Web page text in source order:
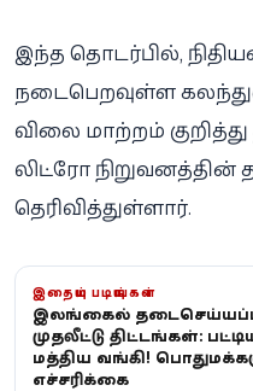
இந்த தொடர்பில்,
நடைபெறவுள்ள
விலை மாற்றம்
லிட்ரோ
தெரிவித்துள்ளார்.
இதையும் படியுங்கள்
இலங்கையில்
முதலீட்டு திட்டங்கள்:
மத்திய வங்கி!
எச்சரிக்கை